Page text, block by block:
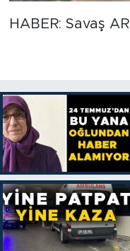
HABER: Savaş ARI